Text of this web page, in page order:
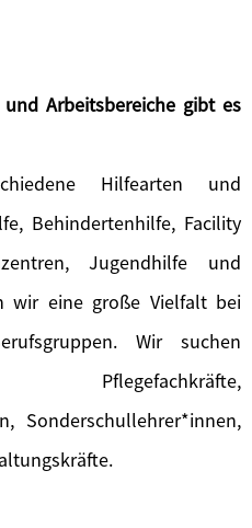
Arbeitsbereiche gibt es
Hilfearten und
Behindertenhilfe, Facility
Jugendhilfe und
wir eine große Vielfalt bei
Wir suchen
Sonderschullehrer*innen,